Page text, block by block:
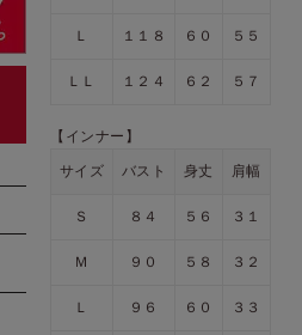
Ｌ １１８ ６０ ５５
ＬＬ １２４ ６２ ５７
【インナー】
サイズ バスト 身丈 肩幅
Ｓ ８４ ５６ ３１
Ｍ ９０ ５８ ３２
Ｌ ９６ ６０ ３３